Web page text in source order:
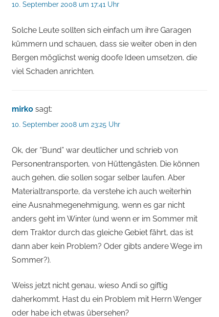
10. September 2008 um 17:41 Uhr
Solche Leute sollten sich einfach um ihre Garagen
kümmern und schauen, dass sie weiter oben in den
Bergen möglichst wenig doofe Ideen umsetzen, die
viel Schaden anrichten.
mirko sagt:
10. September 2008 um 23:25 Uhr
Ok, der “Bund” war deutlicher und schrieb von
Personentransporten, von Hüttengästen. Die können
auch gehen, die sollen sogar selber laufen. Aber
Materialtransporte, da verstehe ich auch weiterhin
eine Ausnahmegenehmigung, wenn es gar nicht
anders geht im Winter (und wenn er im Sommer mit
dem Traktor durch das gleiche Gebiet fährt, das ist
dann aber kein Problem? Oder gibts andere Wege im
Sommer?).
Weiss jetzt nicht genau, wieso Andi so giftig
daherkommt. Hast du ein Problem mit Herrn Wenger
oder habe ich etwas übersehen?